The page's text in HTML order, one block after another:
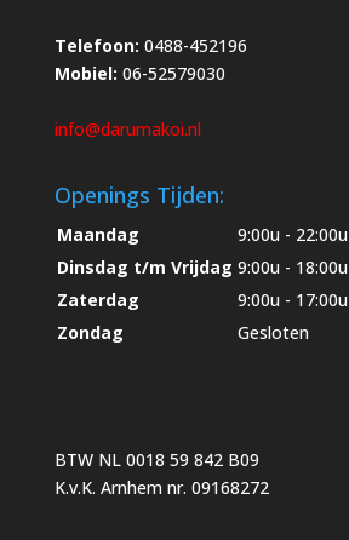
Telefoon: 0488-452196
Mobiel: 06-52579030
info@darumakoi.nl
Openings Tijden:
Maandag
9:00u - 22:00u
Dinsdag t/m Vrijdag 9:00u - 18:00u
Zaterdag
9:00u - 17:00u
Zondag
Gesloten
BTW NL 0018 59 842 B09
K.v.K. Arnhem nr. 09168272